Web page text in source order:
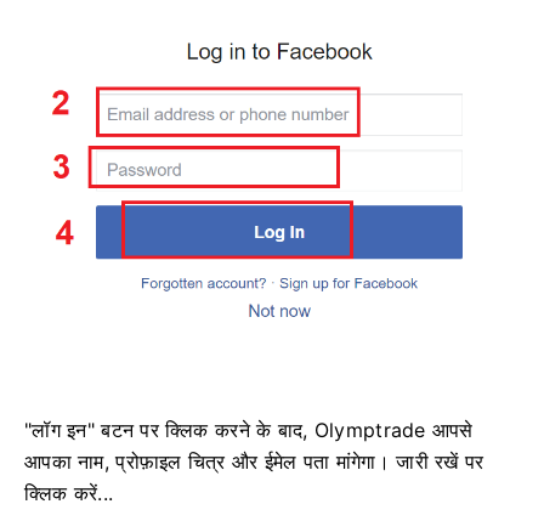
"लॉग इन" बटन पर क्लिक करने के बाद, Olymptrade आपसे
आपका नाम, प्रोफ़ाइल चित्र और ईमेल पता मांगेगा। जारी रखें पर
क्लिक करें...